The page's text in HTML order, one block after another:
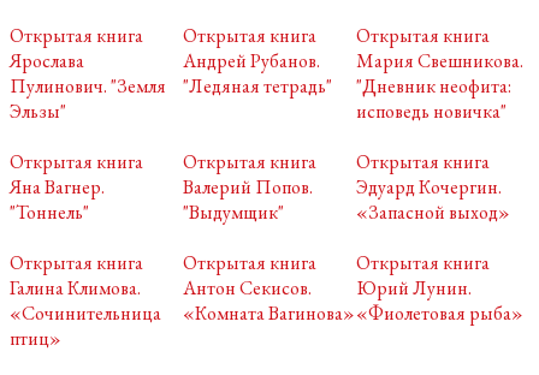
Открытая книга
Ярослава
Пулинович. "Земля
Эльзы"
Открытая книга
Андрей Рубанов.
"Ледяная тетрадь"
Открытая книга
Мария Свешникова.
"Дневник неофита:
исповедь новичка"
Открытая книга
Яна Вагнер.
"Тоннель"
Открытая книга
Валерий Попов.
"Выдумщик"
Открытая книга
Эдуард Кочергин.
«Запасной выход»
Открытая книга
Галина Климова.
«Сочинительница
птиц»
Открытая книга
Антон Секисов.
«Комната Вагинова»
Открытая книга
Юрий Лунин.
«Фиолетовая рыба»